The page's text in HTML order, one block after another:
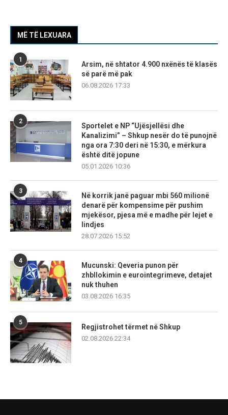
MË TË LEXUARA
1
Arsim, në shtator 4.900 nxënës të klasës
së parë më pak
06.08.2026 17:33
2
Sportelet e NP “Ujësjellësi dhe
Kanalizimi” – Shkup nesër do të punojnë
nga ora 7:30 deri në 15:30, e mërkura
është ditë jopune
05.01.2026 10:36
3
Në korrik janë paguar mbi 560 milionë
denarë për kompensime për pushim
mjekësor, pjesa më e madhe për lejet e
lindjes
28.07.2026 15:52
4
Mucunski: Qeveria punon për
zhbllokimin e eurointegrimeve, detajet
nuk thuhen
03.08.2026 16:35
5
Regjistrohet tërmet në Shkup
02.08.2026 22:34